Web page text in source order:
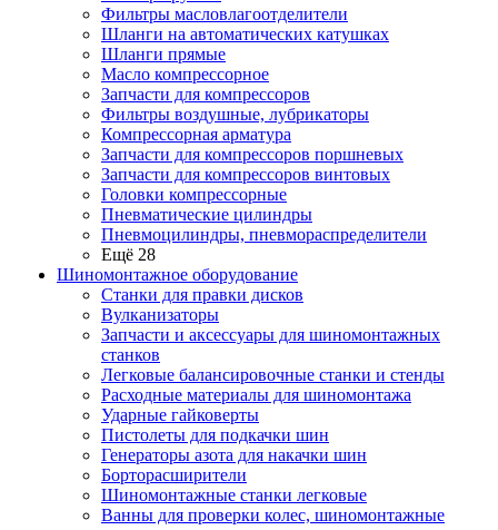
Фильтры масловлагоотделители
Шланги на автоматических катушках
Шланги прямые
Масло компрессорное
Запчасти для компрессоров
Фильтры воздушные, лубрикаторы
Компрессорная арматура
Запчасти для компрессоров поршневых
Запчасти для компрессоров винтовых
Головки компрессорные
Пневматические цилиндры
Пневмоцилиндры, пневмораспределители
Ещё 28
Шиномонтажное оборудование
Станки для правки дисков
Вулканизаторы
Запчасти и аксессуары для шиномонтажных
станков
Легковые балансировочные станки и стенды
Расходные материалы для шиномонтажа
Ударные гайковерты
Пистолеты для подкачки шин
Генераторы азота для накачки шин
Борторасширители
Шиномонтажные станки легковые
Ванны для проверки колес, шиномонтажные